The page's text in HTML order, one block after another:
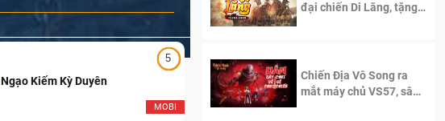
5
MOBI
Ngạo Kiếm Kỳ Duyên Ngạo Thiên Mobile
đại chiến Di Lăng, tặng
Chiến Địa Vô Song ra
mắt máy chủ VS57, sân